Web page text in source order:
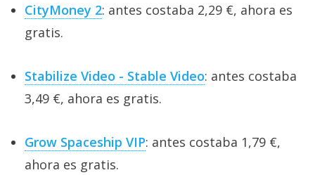
CityMoney 2: antes costaba 2,29 €, ahora es
gratis.
Stabilize Video - Stable Video: antes costaba
3,49 €, ahora es gratis.
Grow Spaceship VIP: antes costaba 1,79 €,
ahora es gratis.